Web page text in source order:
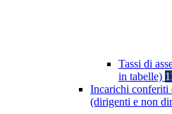
Tassi di
in tabelle)
Incarichi conferiti
(dirigenti e non